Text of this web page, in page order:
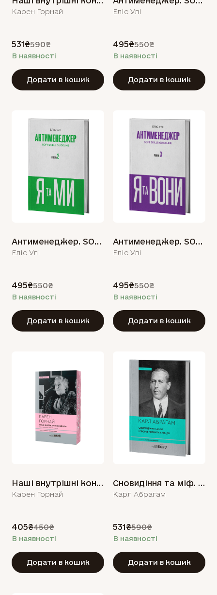
Карен Горнай
531₴590₴
В наявності
Додати в кошик
Еліс Улі
495₴550₴
В наявності
Додати в кошик
Антименеджер. SOFT SKILLS Guideline. Я та МИ. Рівень 2
Еліс Улі
495₴550₴
В наявності
Додати в кошик
Антименеджер. SOFT SKILLS Guideline. Я та вони. Рівень 3
Еліс Улі
495₴550₴
В наявності
Додати в кошик
Наші внутрішні конфлікти: конструктивна теорія неврозу
Карен Горнай
405₴450₴
В наявності
Додати в кошик
Сновидіння та міф. Дослідження психології народів
Карл Абрагам
531₴590₴
В наявності
Додати в кошик